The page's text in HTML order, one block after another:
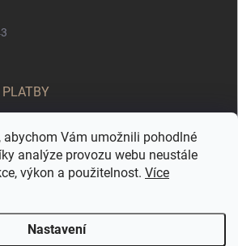
abychom Vám umožnili pohodlné
analýze provozu webu neustále
výkon a použitelnost. Více
Nastavení